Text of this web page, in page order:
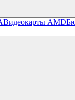
Видеокарты AMD